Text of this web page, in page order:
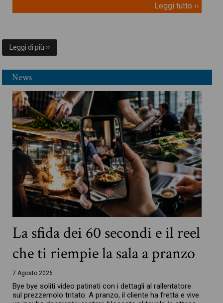
Leggi tutto ››
Leggi di più ››
News
La sfida dei 60 secondi e il reel
che ti riempie la sala a pranzo
7 Agosto 2026
Bye bye soliti video patinati con i dettagli al rallentatore
sul prezzemolo tritato. A pranzo, il cliente ha fretta e vive